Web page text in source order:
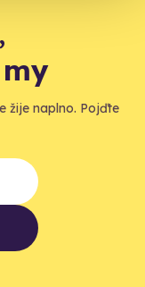
žije naplno. Pojďte